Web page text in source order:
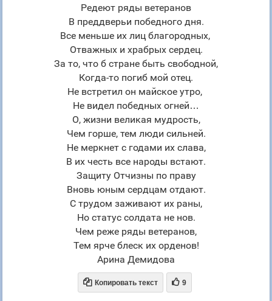
Редеют ряды ветеранов
В преддверьи победного дня.
Все меньше их лиц благородных,
Отважных и храбрых сердец.
За то, что б стране быть свободной,
Когда-то погиб мой отец.
Не встретил он майское утро,
Не видел победных огней…
О, жизни великая мудрость,
Чем горше, тем люди сильней.
Не меркнет с годами их слава,
В их честь все народы встают.
Защиту Отчизны по праву
Вновь юным сердцам отдают.
С трудом заживают их раны,
Но статус солдата не нов.
Чем реже ряды ветеранов,
Тем ярче блеск их орденов!
Арина Демидова
 Копировать текст  9